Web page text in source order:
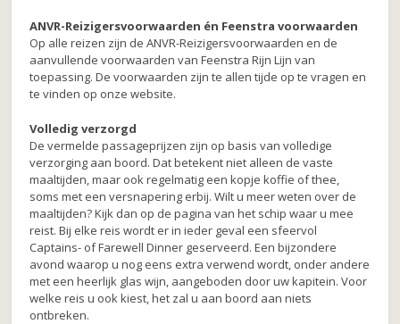
ANVR-Reizigersvoorwaarden én Feenstra voorwaarden
Op alle reizen zijn de ANVR-Reizigersvoorwaarden en de
aanvullende voorwaarden van Feenstra Rijn Lijn van
toepassing. De voorwaarden zijn te allen tijde op te vragen en
te vinden op onze website.
Volledig verzorgd
De vermelde passageprijzen zijn op basis van volledige
verzorging aan boord. Dat betekent niet alleen de vaste
maaltijden, maar ook regelmatig een kopje koffie of thee,
soms met een versnapering erbij. Wilt u meer weten over de
maaltijden? Kijk dan op de pagina van het schip waar u mee
reist. Bij elke reis wordt er in ieder geval een sfeervol
Captains- of Farewell Dinner geserveerd. Een bijzondere
avond waarop u nog eens extra verwend wordt, onder andere
met een heerlijk glas wijn, aangeboden door uw kapitein. Voor
welke reis u ook kiest, het zal u aan boord aan niets
ontbreken.